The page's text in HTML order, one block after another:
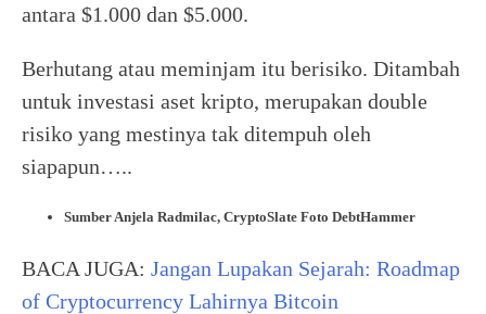
antara $1.000 dan $5.000.
Berhutang atau meminjam itu berisiko. Ditambah
untuk investasi aset kripto, merupakan double
risiko yang mestinya tak ditempuh oleh
siapapun…..
Sumber Anjela Radmilac, CryptoSlate Foto DebtHammer
BACA JUGA: Jangan Lupakan Sejarah: Roadmap
of Cryptocurrency Lahirnya Bitcoin